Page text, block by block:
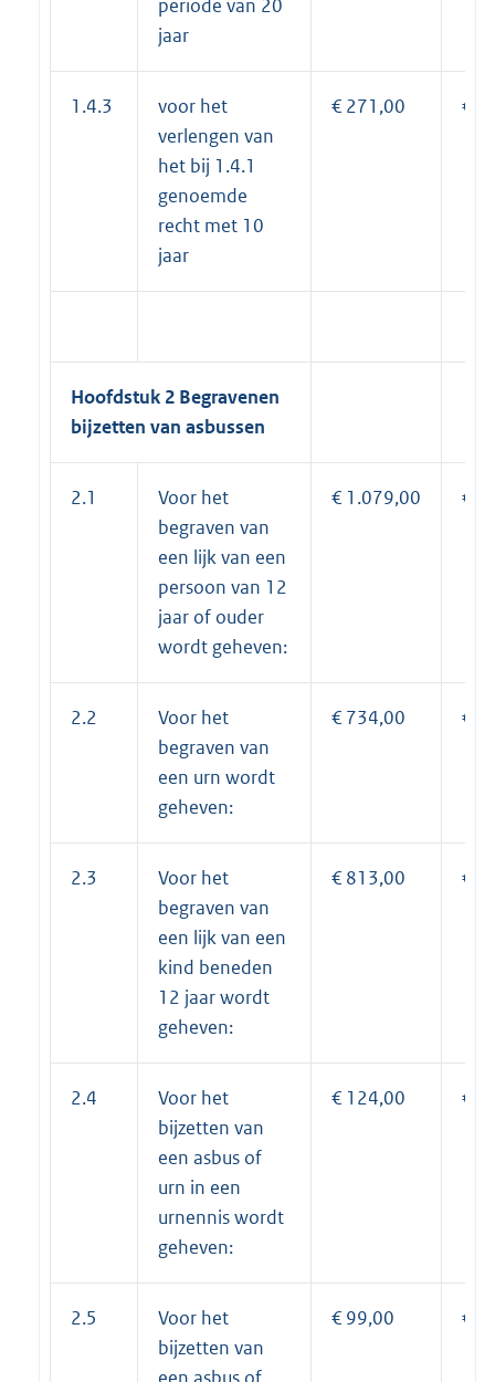
periode van 20
jaar
1.4.3
voor het
verlengen van
het bij 1.4.1
genoemde
recht met 10
jaar
€ 271,00 €
Hoofdstuk 2 Begravenen
bijzetten van asbussen
2.1
Voor het
begraven van
een lijk van een
persoon van 12
jaar of ouder
wordt geheven:
€ 1.079,00 €
2.2
Voor het
begraven van
een urn wordt
geheven:
€ 734,00 €
2.3
Voor het
begraven van
een lijk van een
kind beneden
12 jaar wordt
geheven:
€ 813,00 €
2.4
Voor het
bijzetten van
een asbus of
urn in een
urnennis wordt
geheven:
€ 124,00 €
2.5
Voor het
bijzetten van
€ 99,00 €